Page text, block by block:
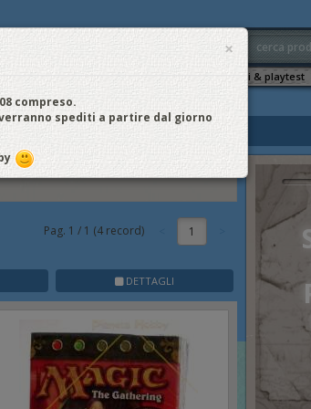
Aiuto Metodi di pagamento Sala tornei & playtest
Pag. 1 / 1 (4record) 1
DETTAGLI
×
compreso.
spediti a partire dal giorno